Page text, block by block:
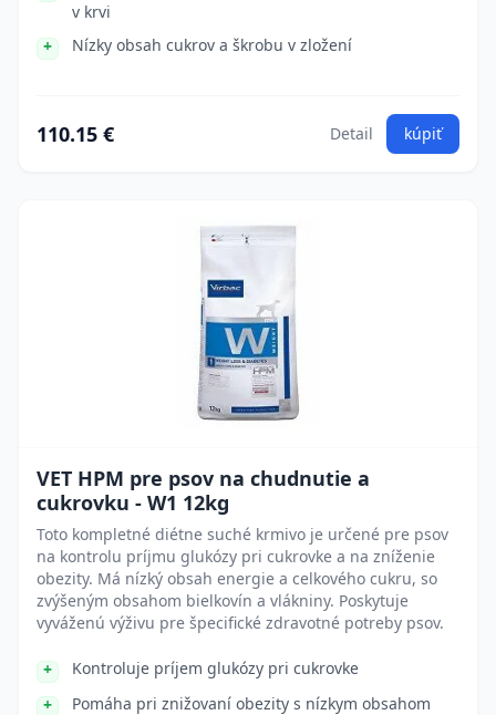
v krvi
Nízky obsah cukrov a škrobu v zložení
110.15 € Detail kúpiť
VET HPM pre psov na chudnutie a
cukrovku - W1 12kg
Toto kompletné diétne suché krmivo je určené pre psov
na kontrolu príjmu glukózy pri cukrovke a na zníženie
obezity. Má nízký obsah energie a celkového cukru, so
zvýšeným obsahom bielkovín a vlákniny. Poskytuje
vyváženú výživu pre špecifické zdravotné potreby psov.
Kontroluje príjem glukózy pri cukrovke
Pomáha pri znižovaní obezity s nízkym obsahom